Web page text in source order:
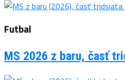
Futbal
MS 2026 z baru, časť